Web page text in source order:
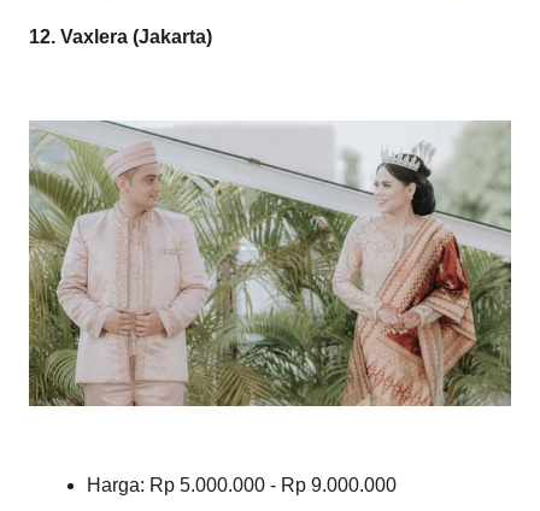
12. Vaxlera (Jakarta)
Harga: Rp 5.000.000 - Rp 9.000.000